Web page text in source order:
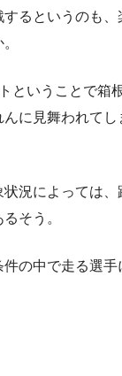
るというのも
ということで箱
に見舞われて
況によっては、
そう。
の中で走る選手